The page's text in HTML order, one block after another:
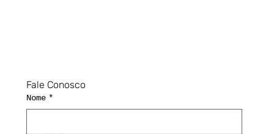
Fale Conosco
Nome *